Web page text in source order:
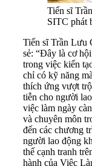
Tiến sĩ
SITC phát
Tiến sĩ Trần Lưu
sẻ: “Đây là cơ
trong việc kiến
chỉ có kỹ năng
thích ứng vượt
tiễn cho người
việc làm ngày
và chuyên môn
đến các chương
người lao động
thế cạnh tranh
hành của Việc